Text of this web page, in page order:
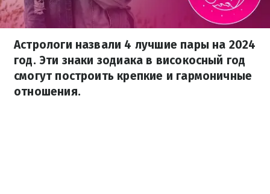
Астрологи назвали 4 лучшие пары на 2024
год. Эти знаки зодиака в високосный год
смогут построить крепкие и гармоничные
отношения.